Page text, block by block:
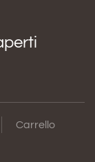
Carrello